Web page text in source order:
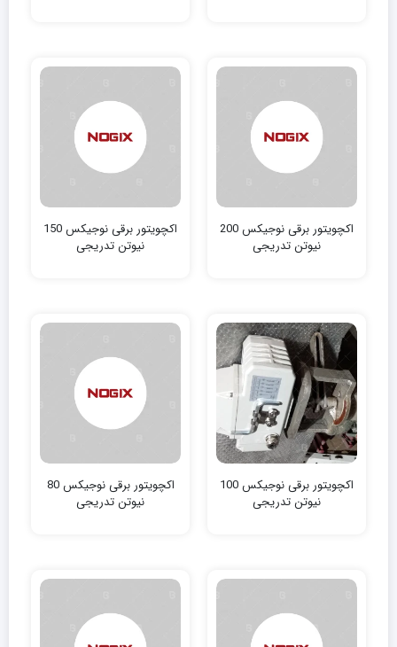
اکچویتور برقی نوجیکس 200
نیوتن‌ تدریجی
اکچویتور برقی نوجیکس 150
نیوتن‌ تدریجی
اکچویتور برقی نوجیکس 100
نیوتن‌ تدریجی
اکچویتور برقی نوجیکس 80
نیوتن‌ تدریجی